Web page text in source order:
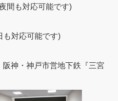
間も対応可能です)
も対応可能です)
神・神戸市営地下鉄『三宮